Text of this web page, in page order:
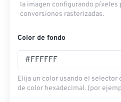
la imagen configurando píxeles
conversiones rasterizadas.
Color de fondo
Elija un color usando el selector
de color hexadecimal. (por